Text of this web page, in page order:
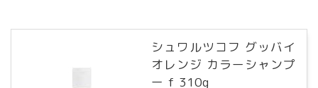
シュワルツコフ グッバイ
オレンジ カラーシャンプ
ー f 310g